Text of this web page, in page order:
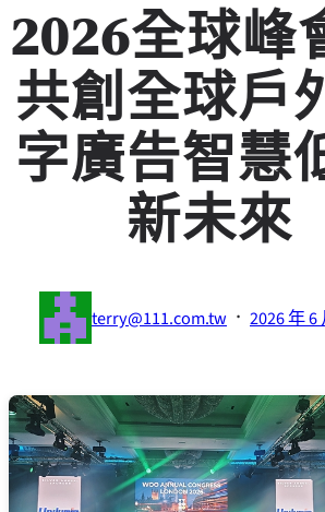
2026全球峰
共創全球戶
字廣告智慧
新未來
terry@111.com.tw · 2026 年 6